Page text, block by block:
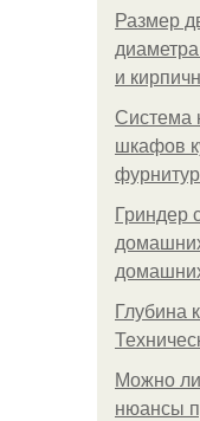
Размер
и
Система
шкафов
Гриндер
Глубина
Можно ли
нюансы